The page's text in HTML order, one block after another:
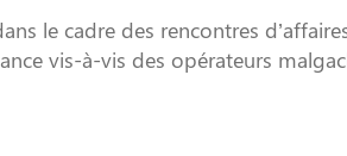
le cadre des rencontres
vis-à-vis des opérateurs